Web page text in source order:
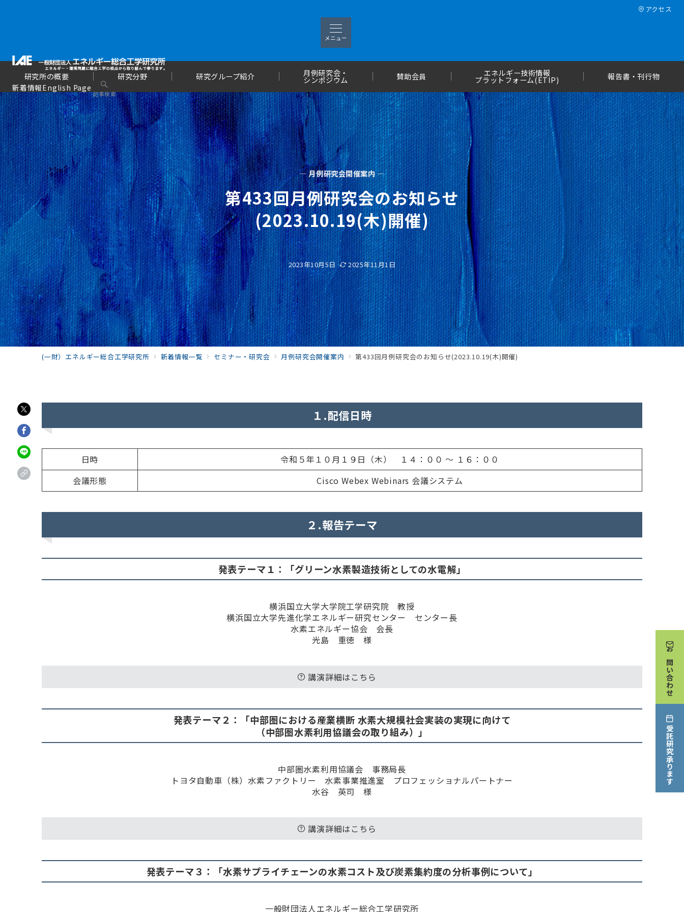
アクセス
メニュー
新着情報English Page
記事検索
研究所の概要 研究分野 研究グループ紹介 月例研究会・
シンポジウム 賛助会員 エネルギー技術情報
プラットフォーム(ETIP) 報告書・刊行物
— 月例研究会開催案内 —
第433回月例研究会のお知らせ
(2023.10.19(木)開催)
2023年10月5日 2025年11月1日
(一財）エネルギー総合工学研究所 新着情報一覧 セミナー・研究会 月例研究会開催案内 第433回月例研究会のお知らせ(2023.10.19(木)開催)
１.配信日時
日時
令和５年１０月１９日（木） １４：００ ～ １６：００
会議形態
Cisco Webex Webinars 会議システム
２.報告テーマ
発表テーマ１：「グリーン水素製造技術としての水電解」
横浜国立大学大学院工学研究院 教授
横浜国立大学先進化学エネルギー研究センター センター長
水素エネルギー協会 会長
光島 重徳 様
講演詳細はこちら
発表テーマ２：「中部圏における産業横断 水素大規模社会実装の実現に向けて
（中部圏水素利用協議会の取り組み）」
中部圏水素利用協議会 事務局長
トヨタ自動車（株）水素ファクトリー 水素事業推進室 プロフェッショナルパートナー
水谷 英司 様
講演詳細はこちら
発表テーマ３：「水素サプライチェーンの水素コスト及び炭素集約度の分析事例について」
一般財団法人エネルギー総合工学研究所
お問い合わせ
受託研究承ります